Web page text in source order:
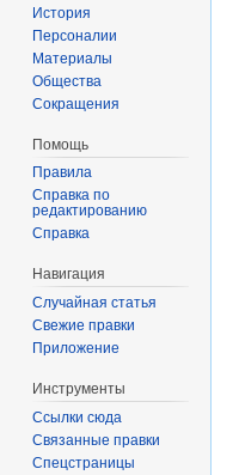
История
Персоналии
Материалы
Общества
Сокращения
Помощь
Правила
Справка по
редактированию
Справка
Навигация
Случайная статья
Свежие правки
Приложение
Инструменты
Ссылки сюда
Связанные правки
Спецстраницы